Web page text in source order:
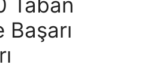
Başarı